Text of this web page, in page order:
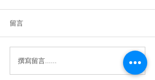
2025年樂齡科技及創科博
覽暨高峰會
留言
撰寫留言......